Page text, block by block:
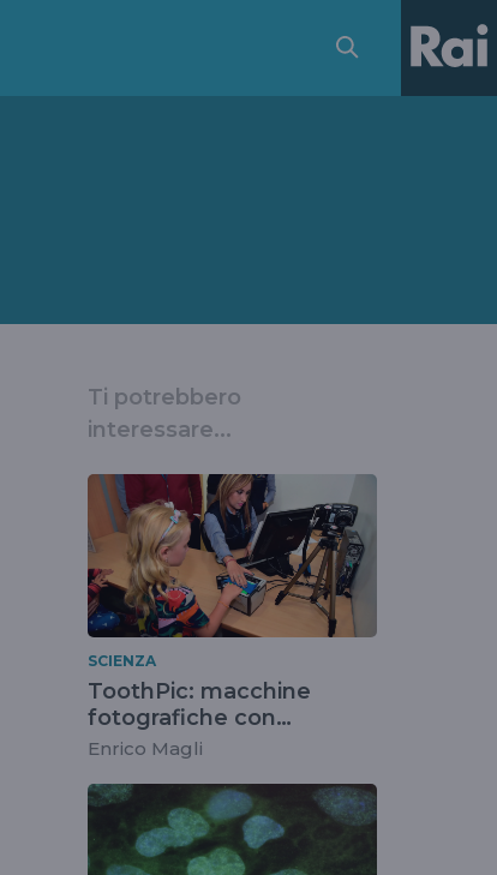
Ti potrebbero
interessare...
SCIENZA
ToothPic: macchine
fotografiche con
impronte digitali
Enrico Magli